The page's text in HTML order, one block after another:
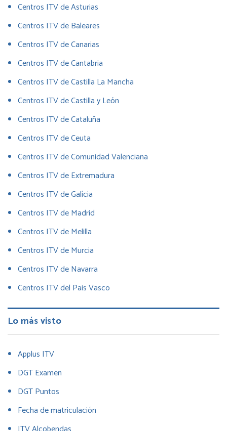
Centros ITV de Asturias
Centros ITV de Baleares
Centros ITV de Canarias
Centros ITV de Cantabria
Centros ITV de Castilla La Mancha
Centros ITV de Castilla y León
Centros ITV de Cataluña
Centros ITV de Ceuta
Centros ITV de Comunidad Valenciana
Centros ITV de Extremadura
Centros ITV de Galícia
Centros ITV de Madrid
Centros ITV de Melilla
Centros ITV de Murcia
Centros ITV de Navarra
Centros ITV del Pais Vasco
Lo más visto
Applus ITV
DGT Examen
DGT Puntos
Fecha de matriculación